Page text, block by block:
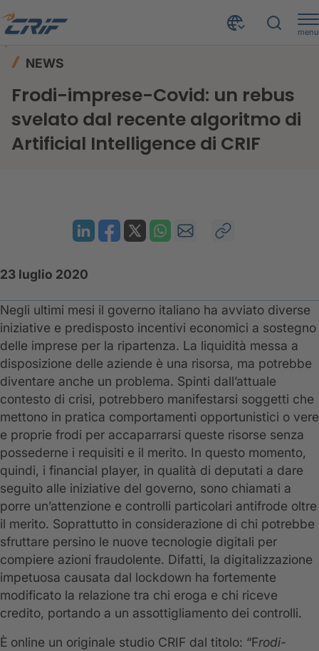
menu
NEWS
Frodi-imprese-Covid: un rebus
svelato dal recente algoritmo di
Artificial Intelligence di CRIF
23 luglio 2020
Negli ultimi mesi il governo italiano ha avviato diverse
iniziative e predisposto incentivi economici a sostegno
delle imprese per la ripartenza. La liquidità messa a
disposizione delle aziende è una risorsa, ma potrebbe
diventare anche un problema. Spinti dall’attuale
contesto di crisi, potrebbero manifestarsi soggetti che
mettono in pratica comportamenti opportunistici o vere
e proprie frodi per accaparrarsi queste risorse senza
possederne i requisiti e il merito. In questo momento,
quindi, i financial player, in qualità di deputati a dare
seguito alle iniziative del governo, sono chiamati a
porre un’attenzione e controlli particolari antifrode oltre
il merito. Soprattutto in considerazione di chi potrebbe
sfruttare persino le nuove tecnologie digitali per
compiere azioni fraudolente. Difatti, la digitalizzazione
impetuosa causata dal lockdown ha fortemente
modificato la relazione tra chi eroga e chi riceve
credito, portando a un assottigliamento dei controlli.
È online un originale studio CRIF dal titolo: “Frodi-